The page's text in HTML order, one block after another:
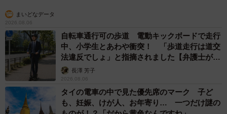
まいどなデータ
2026.08.06
自転車通行可の歩道 電動キックボードで走行
中、小学生とあわや衝突！ 「歩道走行は道交
法違反でしょ」と指摘されました【弁護士が解
説】長澤 芳子
2026.08.06
タイの電車の中で見た優先席のマーク 子ど
も、妊娠、けが人、お年寄り… 一つだけ謎の